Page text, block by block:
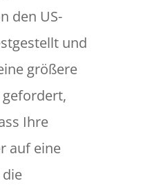
den US-
und
größere
Ihre
auf eine